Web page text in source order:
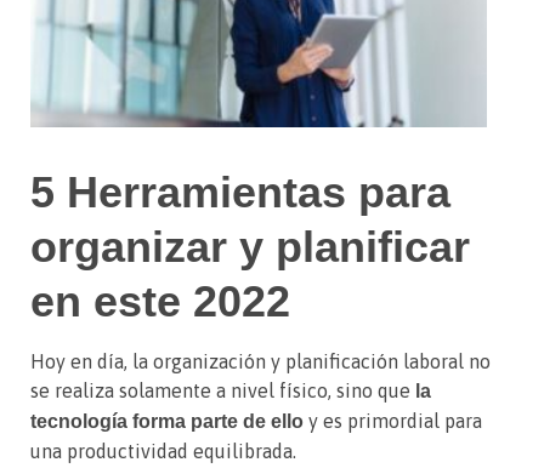
5 Herramientas para
organizar y planificar
en este 2022
Hoy en día, la organización y planificación laboral no
se realiza solamente a nivel físico, sino que la
tecnología forma parte de ello y es primordial para
una productividad equilibrada.